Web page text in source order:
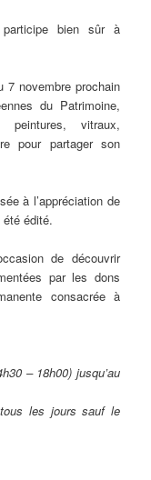
bien sûr à
7 novembre prochain
du Patrimoine,
peintures, vitraux,
pour partager son
à l’appréciation de
édité.
de découvrir
par les dons
consacrée à
– 18h00) jusqu’au
les jours sauf le